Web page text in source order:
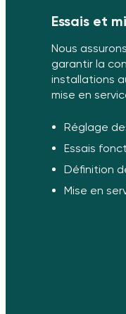
Essais et
Nous
garantir la
installations
mise en
Réglage
Essais
Définition
Mise en